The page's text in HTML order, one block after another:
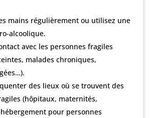
mains régulièrement ou utilisez une
alcoolique.
avec les personnes fragiles
malades chroniques,
des lieux où se trouvent des
(hôpitaux, maternités,
pour personnes